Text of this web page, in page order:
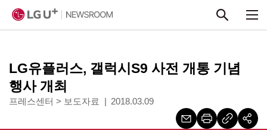
LG유플러스, 갤럭시S9 사전 개통 기념
행사 개최
프레스센터 > 보도자료 2018.03.09